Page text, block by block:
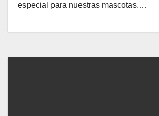
especial para nuestras mascotas.…